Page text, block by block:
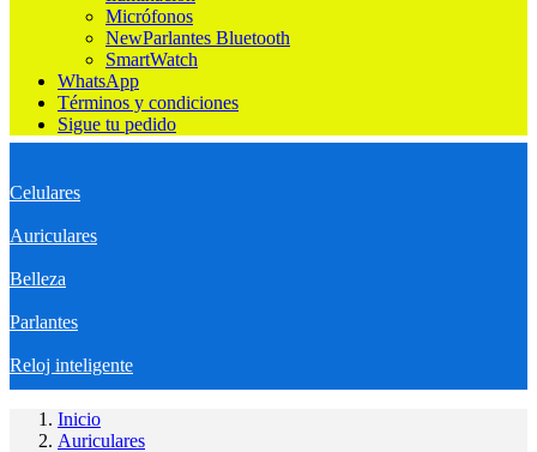
Micrófonos
NewParlantes Bluetooth
SmartWatch
WhatsApp
Términos y condiciones
Sigue tu pedido
Celulares
Auriculares
Belleza
Parlantes
Reloj inteligente
Inicio
Auriculares